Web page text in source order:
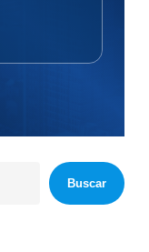
Buscar